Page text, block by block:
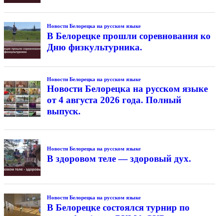
Новости Белорецка на русском языке
В Белорецке прошли соревнования ко
Дню физкультурника.
Новости Белорецка на русском языке
Новости Белорецка на русском языке
от 4 августа 2026 года. Полный
выпуск.
Новости Белорецка на русском языке
В здоровом теле — здоровый дух.
Новости Белорецка на русском языке
В Белорецке состоялся турнир по